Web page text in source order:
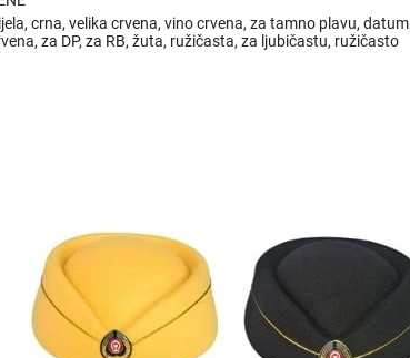
crna, velika crvena, vino crvena, za tamno plavu, datum
za DP, za RB, žuta, ružičasta, za ljubičastu, ružičasto